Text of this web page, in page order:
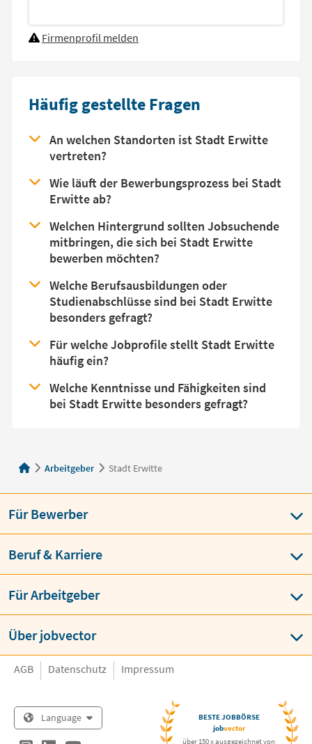
Firmenprofil melden
Häufig gestellte Fragen
An welchen Standorten ist Stadt Erwitte
vertreten?
Wie läuft der Bewerbungsprozess bei Stadt
Erwitte ab?
Welchen Hintergrund sollten Jobsuchende
mitbringen, die sich bei Stadt Erwitte
bewerben möchten?
Welche Berufsausbildungen oder
Studienabschlüsse sind bei Stadt Erwitte
besonders gefragt?
Für welche Jobprofile stellt Stadt Erwitte
häufig ein?
Welche Kenntnisse und Fähigkeiten sind
bei Stadt Erwitte besonders gefragt?
Arbeitgeber Stadt Erwitte
Für Bewerber
Beruf & Karriere
Für Arbeitgeber
Über jobvector
AGB Datenschutz Impressum
Language
BESTE JOBBÖRSE
jobvector
über 150 x ausgezeichnet von